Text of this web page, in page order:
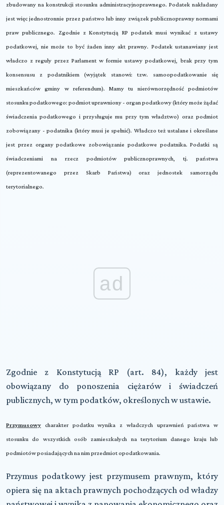
zbudowany na konstrukcji stosunku administracyjnoprawnego. Podatek nakładany
jest więc jednostronnie przez państwo lub inny związek publicznoprawny normami
praw publicznego. Zgodnie z Konstytucją RP podatek musi wynikać z ustawy
podatkowej, nie może to być żaden inny akt prawny. Podatek ustanawiany jest
władczo z reguły przez Parlament w formie ustawy podatkowej, brak przy tym
konsensusu z podatnikiem (wyjątek stanowi: tzw. samoopodatkowanie się
mieszkańców gminy w referendum). Mamy tu nierównorzędność podmiotów
stosunku podatkowego: podmiot uprawniony - organ podatkowy (który może żądać
świadczenia podatkowego i przysługuje mu przy tym władztwo) oraz podmiot
zobowiązany - podatnika (który musi je spełnić). Władczo też ustalane i określane
jest przez organy podatkowe zobowiązanie podatkowe podatnika. Podatki są
świadczeniami na rzecz podmiotów publicznoprawnych, tj. państwa
(reprezentowanego przez Skarb Państwa) oraz jednostek samorządu
terytorialnego.
ad
Zgodnie z Konstytucją RP (art. 84), każdy jest
obowiązany do ponoszenia ciężarów i świadczeń
publicznych, w tym podatków, określonych w ustawie.
Przymusowy charakter podatku wynika z władczych uprawnień państwa w
stosunku do wszystkich osób zamieszkałych na terytorium danego kraju lub
podmiotów posiadających na nim przedmiot opodatkowania.
Przymus podatkowy jest przymusem prawnym, który
opiera się na aktach prawnych pochodzących od władzy